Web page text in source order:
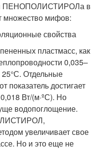
ПЕНОПОЛИСТИРОЛа в
множество мифов:
свойства
пластмасс, как
0,035–
25°С. Отдельные
показатель достигает
Вт/(м·ºС). Но
водопоглощение.
увеличивает свое
Но и это еще не